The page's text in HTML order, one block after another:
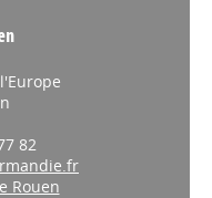
82
Rouen